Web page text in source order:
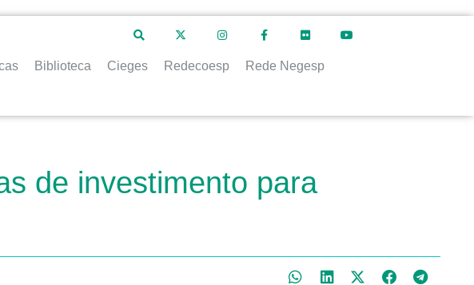
Biblioteca Cieges Redecoesp Rede Negesp
de investimento para